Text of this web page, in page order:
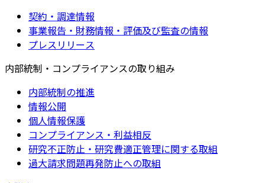
契約・調達情報
事業報告・財務情報・評価及び監査の情報
プレスリリース
内部統制・コンプライアンスの取り組み
内部統制の推進
情報公開
個人情報保護
コンプライアンス・利益相反
研究不正防止・研究費適正管理に関する取組
過大請求問題再発防止への取組